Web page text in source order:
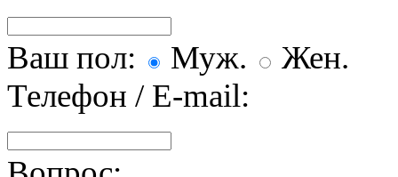
Ваш пол: Муж.
Жен.
Телефон / E-mail: